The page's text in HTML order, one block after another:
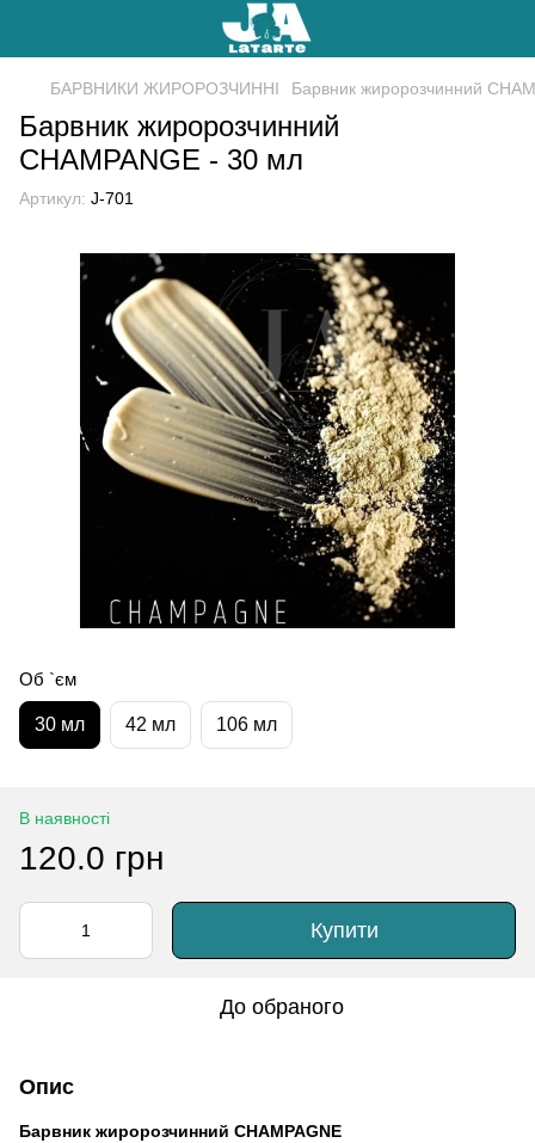
БАРВНИКИ ЖИРОРОЗЧИННІ Барвник жиророзчинний
Барвник жиророзчинний
CHAMPANGE - 30 мл
Артикул: J-701
Об `єм
30 мл 42 мл 106 мл
В наявності
120.0 грн
Купити
До обраного
Опис
Барвник жиророзчинний CHAMPAGNE